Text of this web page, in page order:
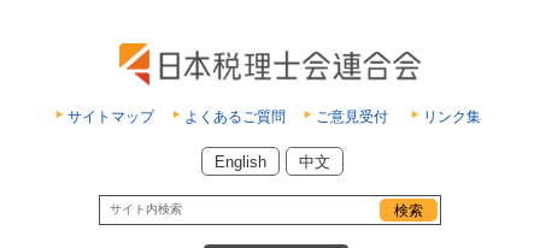
サイトマップ よくあるご質問 ご意見受付 リンク集
English 中文